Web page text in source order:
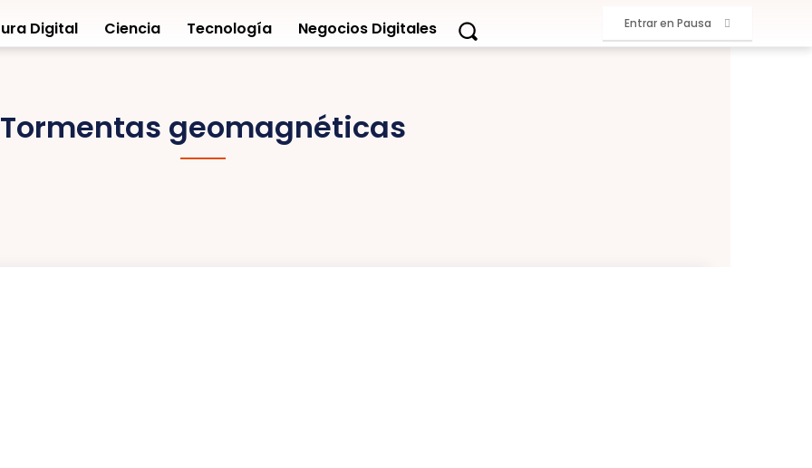
Digital Ciencia Tecnología Negocios Digitales Entrar en Pausa
Tormentas geomagnéticas